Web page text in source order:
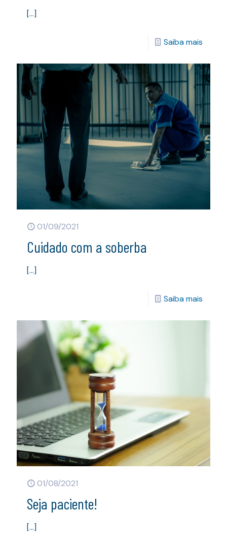
[…]
Saiba mais
01/09/2021
Cuidado com a soberba
[…]
Saiba mais
01/08/2021
Seja paciente!
[…]